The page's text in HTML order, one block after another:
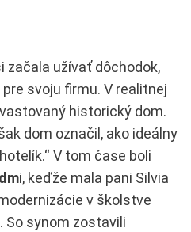
začala užívať dôchodok,
svoju firmu. V realitnej
historický dom.
dom označil, ako ideálny
V tom čase boli
i, keďže mala pani Silvia
v školstve
So synom zostavili